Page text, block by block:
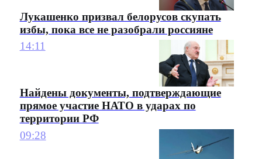
Лукашенко призвал белорусов скупать
избы, пока все не разобрали россияне
14:11
Найдены документы, подтверждающие
прямое участие НАТО в ударах по
территории РФ
09:28